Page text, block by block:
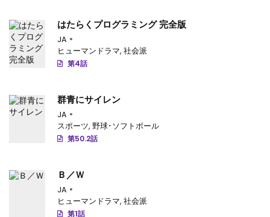
第28.4話: 第28.4話-v114
第28.3話: 第28.3話-v113
第28.1話: 第28.1話-v111
第27.4話: 第27.4話-v110
第27.2話 : 第27.2話-v108
: 第27.1話-v107
はたらくプログラミング 完全版
JA
ヒューマンドラマ, 社会派
第4話
群青にサイレン
JA
スポーツ, 野球･ソフトボール
第50.2話
Ｂ／Ｗ
JA
ヒューマンドラマ, 社会派
第1話